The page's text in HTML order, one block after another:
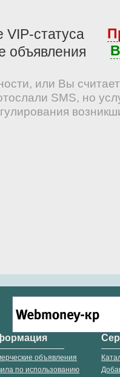
или Вы
SMS, но
объявления
по использованию